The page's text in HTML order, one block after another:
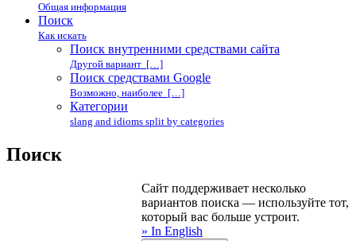
Общая информация
Поиск
Как искать
Поиск внутренними средствами сайта
Другой вариант […]
Поиск средствами Google
Возможно, наиболее […]
Категории
slang and idioms split by categories
Поиск
Сайт поддерживает несколько
вариантов поиска — используйте тот,
который вас больше устроит.
» In English